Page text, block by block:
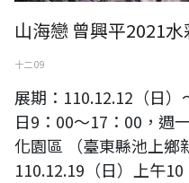
山海戀 曾興平2021
十二 09
展期：110.12.12（日
日9：00～17：00，週
化園區 （臺東縣池上鄉
110.12.19（日）上午10